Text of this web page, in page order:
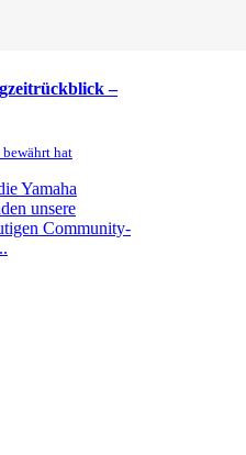
–
bewährt hat
Yamaha
unsere
Community-